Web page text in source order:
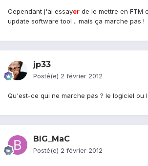
Cependant j'ai essayer de le mettre en FTM
update software tool .. mais ça marche pas !
jp33
Posté(e) 2 février 2012
Qu'est-ce qui ne marche pas ? le logiciel ou
BIG_MaC
Posté(e) 2 février 2012